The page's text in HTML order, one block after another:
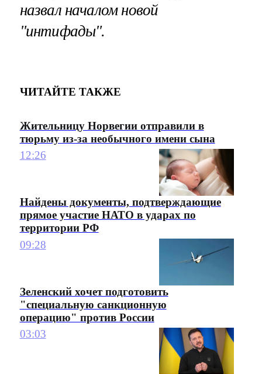
назвал началом новой
"интифады".
ЧИТАЙТЕ ТАКЖЕ
Жительницу Норвегии отправили в
тюрьму из-за необычного имени сына
12:26
Найдены документы, подтверждающие
прямое участие НАТО в ударах по
территории РФ
09:28
Зеленский хочет подготовить
"специальную санкционную
операцию" против России
03:03